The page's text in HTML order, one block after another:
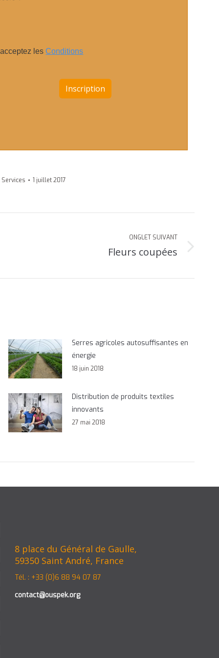
lesConditions
Services 1 juillet 2017
ONGLET SUIVANT
Fleurs coupées
Serres agricoles autosuffisantes en
énergie
18 juin 2018
Distribution de produits textiles
innovants
27 mai 2018
8 place du Général de Gaulle,
59350 Saint André, France
Tél. : +33 (0)6 88 94 07 87
contact@ouspek.org